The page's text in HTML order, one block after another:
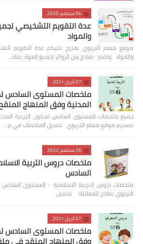
04 سبتمبر 2020
عدة التقويم التشخيصي
والمواد
موقع همام التربوي يقترح عليكم عدة التقويم
والمواد وتضم : نماذج من الروائز لجميع المواد نماذ…
07 أبريل 2021
ملخصات المستوى السادس
المدنية وفق المنهاج
جميع ملخصات المستوى السادس لمكون التربية
تصميم موقع همام التربوي تحميل الملخصات في م…
26 سبتمبر 2022
ملخصات دروس التربية
السادس
ملخصات دروس التربية الاسلامية - المستوى
التربوي نماذج للمعاينة تحميل
07 أبريل 2021
ملخصات المستوى السادس